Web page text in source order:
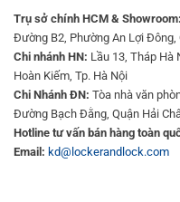
Trụ sở chính HCM & Showroom:
Đường B2, Phường An Lợi Đông,
Chi nhánh HN: Lầu 13, Tháp Hà
Hoàn Kiếm, Tp. Hà Nội
Chi Nhánh ĐN: Tòa nhà văn
Đường Bạch Đằng, Quận Hải
Hotline tư vấn bán hàng toàn
Email: kd@lockerandlock.com